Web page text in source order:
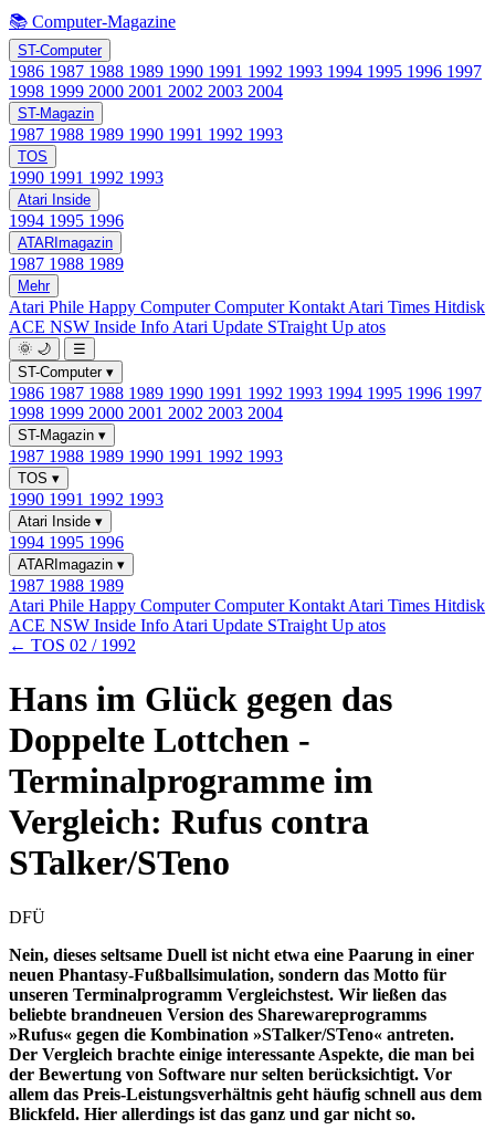
📚 Computer-Magazine
ST-Computer
1986 1987 1988 1989 1990 1991 1992 1993 1994 1995 1996 1997
1998 1999 2000 2001 2002 2003 2004
ST-Magazin
1987 1988 1989 1990 1991 1992 1993
TOS
1990 1991 1992 1993
Atari Inside
1994 1995 1996
ATARImagazin
1987 1988 1989
Mehr
Atari Phile Happy ComputerComputer Kontakt Atari Times Hitdisk
ACE NSW Inside Info Atari Update STraight Up atos
🌞 🌙
☰
ST-Computer ▾
1986 1987 1988 1989 1990 1991 1992 1993 1994 1995 1996 1997
1998 1999 2000 2001 2002 2003 2004
ST-Magazin ▾
1987 1988 1989 1990 1991 1992 1993
TOS ▾
1990 1991 1992 1993
Atari Inside ▾
1994 1995 1996
ATARImagazin ▾
1987 1988 1989
Atari Phile Happy ComputerComputer Kontakt Atari Times Hitdisk
ACE NSW Inside Info Atari Update STraight Up atos
← TOS 02 / 1992
Hans im Glück gegen das
Doppelte Lottchen -
Terminalprogramme im
Vergleich: Rufus contra
STalker/STeno
DFÜ
Nein, dieses seltsame Duell ist nicht etwa eine Paarung in einer
neuen Phantasy-Fußballsimulation, sondern das Motto für
unseren Terminalprogramm Vergleichstest. Wir ließen das
beliebte brandneuen Version des Sharewareprogramms
»Rufus« gegen die Kombination »STalker/STeno« antreten.
Der Vergleich brachte einige interessante Aspekte, die man bei
der Bewertung von Software nur selten berücksichtigt. Vor
allem das Preis-Leistungsverhältnis geht häufig schnell aus dem
Blickfeld. Hier allerdings ist das ganz und gar nicht so.